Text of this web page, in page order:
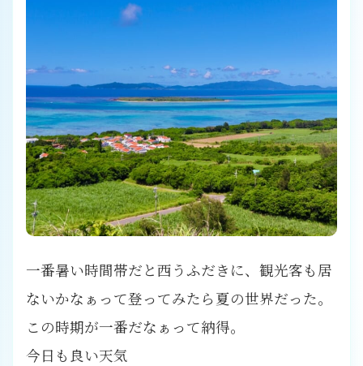
一番暑い時間帯だと西うふだきに、観光客も居
ないかなぁって登ってみたら夏の世界だった。
この時期が一番だなぁって納得。
今日も良い天気